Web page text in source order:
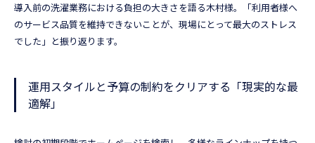
導入前の洗濯業務における負担の大きさを語る木村様。「利用者様へ
のサービス品質を維持できないことが、現場にとって最大のストレス
でした」と振り返ります。
運用スタイルと予算の制約をクリアする「現実的な最
適解」